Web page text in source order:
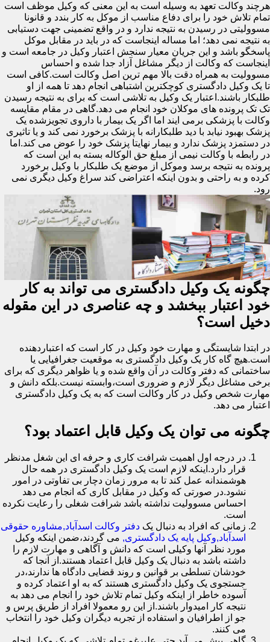
هرچند وکالت تعهد به وسیله است به این معنی که وکیل موظف است
تمام تلاش خود را برای دفاع مناسب از موکل به کار بندد و قانونا
مسوولیتی در رسیدن به نتیجه ندارد و در واقع تضمینی جهت دستیابی
به نتیجه نمی دهد؛ اما مساله اینجاست که در باید در مقابل موکل
پاسخگو باشد و این جریان معیار سنجش اعتبار وکیل در جامعه است و
اینجاست که وکالت از دیگر مشاغل آزاد جدا شده و احساس
مسوولیت به همراه دقت بالا مهم ترین اصل وکالت است.کافی است
تا یک وکیل دادگستری کوچکترین اشتباهی انجام دهد تا همه از او
طلبکار باشند.اعتبار یک وکیل به تلاشی است که برای به نتیجه رسیدن
تک تک پرونده های موکلان خود انجام می دهد.گاهی در مقام مقایسه
وکالت با پزشکی برمی ایند اما اگر یک بیمار با داروی تجویزشده یک
پزشک بهبود نیابد با دید طلبکارانه با پزشک برخورد نمی کند و یا تاثیری
در دستمزد پزشک ندارد و بیمار نهایتا پزشک خود را عوض می کند.اما
در رابطه با وکالت نیمی از مبلغ حق الوکاله بسته به این است که
پرونده به نتیجه برسد وموکل از موضع یک طلبکار با وکیل برخورد
کرده و به راحتی و بدون اینکه اعتراضی کند سراغ وکیل دیگری نمی
رود.
چگونه یک وکیل دادگستری می تواند به کار
خود اعتبار ببخشد و چه عناصری در این مقوله
دخیل است؟
در ابتدا شایستگی و مهارت خود وکیل در کار است که اعتباردهنده
است.هیچ گاه کار یک وکیل دادگستری به موقعیت جغرافیایی یا
ساختمانی که دفتر وکالت در آن واقع شده و یا ظواهر دیگری که برای
برخی مشاغل دیگر لازم و ضروری است،وابسته نیست.بلکه دانش و
مهارت شخص وکیل در کار وکالت است که به یک وکیل دادگستری
اعتبار می دهد.
چگونه می توان یک وکیل قابل اعتماد بود؟
در درجه اول اهمیت شرافت کاری و حرفه ای این شغل مدنظر
قرار دارد.اینکه لازم است یک وکیل دادگستری در همه حال
هوشمندانه عمل کند تا به مرور زمان دچار بی تفاوتی در امور
نشود.در صورتی که وکیل در مقابل کاری که انجام می دهد
احساس مسوولیت نداشته باشد شرافت شغلی را رعایت نکرده
است.
زمانی که افراد به دنبال یک دفتر وکالت اسدآباد,مشاوره حقوقی
اسدآباد,وکیل پایه یک دادگستری, می گردند،ضمن اینکه وکیل
مورد نظر آنها وکیلی است که دانش و آگاهی و مهارت لازم را
داشته باشد به دنبال یک وکیل قابل اعتماد هستند.از آنجا که
خودشان تسلطی بر قوانین و روند قضایی دادگاه ها ندارند،در
جستجوی یک وکیل دادگستری هستند که به او اعتماد کرده و
آسوده خاطر از اینکه وکیل تمام تلاش خود را انجام می دهد به
نتیجه کار امیدوار باشند.از این رو معمولا افراد از طریق پرس و
جو از اطرافیان و استفاده از تجربه دیگران وکیل خود را انتخاب
می کنند.